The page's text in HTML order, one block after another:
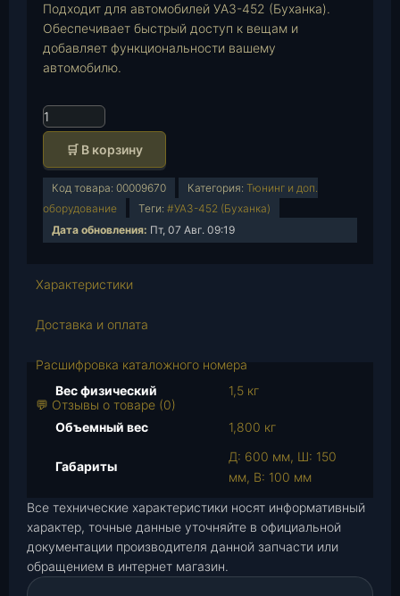
Подходит для автомобилей УАЗ-452 (Буханка).
Обеспечивает быстрый доступ к вещам и
добавляет функциональности вашему
автомобилю.
К
о
и
в
т
в
р
(
м
и
н
🛒 В корзину
Код товара: 00009670 Категория: Тюнинг и доп.
оборудование
Теги: #УАЗ-452 (Буханка)
Дата обновления: Пт, 07 Авг. 09:19
Характеристики
Доставка и оплата
Расшифровка каталожного номера
💬 Отзывы о товаре (0)
Вес физический 1,5 кг
Объемный вес 1,800 кг
Габариты
Д: 600 мм, Ш: 150
мм, В: 100 мм
Все технические характеристики носят информативный
характер, точные данные уточняйте в официальной
документации производителя данной запчасти или
обращением в интернет магазин.